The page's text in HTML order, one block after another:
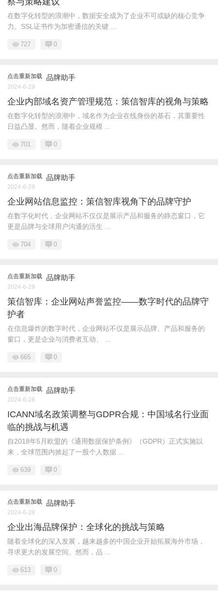
在数字化转型的浪潮中，数据安全成为了企业不可或缺的核心竞争
力。SSL证书作为加密通信的关键 ...
727 0
点击重新加载 品牌助手
2024-6-29
企业内部域名资产管理规范：策信智库的视角与策略
在数字化转型的浪潮中，域名作为企业在线身份的基石，其重要性
日益凸显。然而，随着企业规模 ...
701 0
点击重新加载 品牌助手
2024-6-29
企业网站信息监控：策信智库视角下的品牌守护
在数字化时代，企业网站不仅仅是展示产品和服务的静态窗口，它
更是品牌与全球用户沟通的活生 ...
704 0
点击重新加载 品牌助手
2024-6-29
策信智库：企业网站声誉监控——数字时代的品牌守
护者
在信息爆炸的数字时代，企业网站不仅是展示品牌、产品和服务的
窗口，更是企业与消费者互动、 ...
665 0
点击重新加载 品牌助手
2024-6-28
ICANN域名政策调整与GDPR合规：中国域名行业面
临的挑战与机遇
自2018年5月欧盟的《通用数据保护条例》（GDPR）正式实施以
来，全球范围内掀起了一股个人数据 ...
639 0
点击重新加载 品牌助手
2024-6-28
企业出海品牌保护：全球化的挑战与策略
随着全球化的深入发展，越来越多的中国企业开始拓展海外市场，
寻求更大的发展空间。然而，品 ...
613 0